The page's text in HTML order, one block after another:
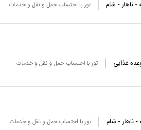
- ناهار - شام تور با احتساب حمل و نقل و خدمات
غذایی تور با احتساب حمل و نقل و خدمات
- ناهار - شام تور با احتساب حمل و نقل و خدمات